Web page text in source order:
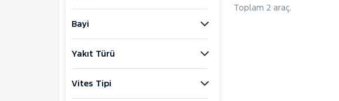
ISUZU
Iveco
Bayi
Yakıt Türü
Vites Tipi
Toplam 2 araç.